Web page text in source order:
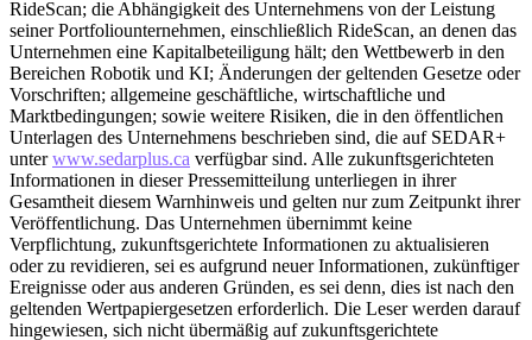
RideScan; die Abhängigkeit des Unternehmens von der Leistung
seiner Portfoliounternehmen, einschließlich RideScan, an denen das
Unternehmen eine Kapitalbeteiligung hält; den Wettbewerb in den
Bereichen Robotik und KI; Änderungen der geltenden Gesetze oder
Vorschriften; allgemeine geschäftliche, wirtschaftliche und
Marktbedingungen; sowie weitere Risiken, die in den öffentlichen
Unterlagen des Unternehmens beschrieben sind, die auf SEDAR+
unterwww.sedarplus.ca verfügbar sind. Alle zukunftsgerichteten
Informationen in dieser Pressemitteilung unterliegen in ihrer
Gesamtheit diesem Warnhinweis und gelten nur zum Zeitpunkt ihrer
Veröffentlichung. Das Unternehmen übernimmt keine
Verpflichtung, zukunftsgerichtete Informationen zu aktualisieren
oder zu revidieren, sei es aufgrund neuer Informationen, zukünftiger
Ereignisse oder aus anderen Gründen, es sei denn, dies ist nach den
geltenden Wertpapiergesetzen erforderlich. Die Leser werden darauf
hingewiesen, sich nicht übermäßig auf zukunftsgerichtete